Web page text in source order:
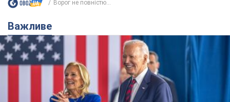
Ворог не повністю...
Важливе